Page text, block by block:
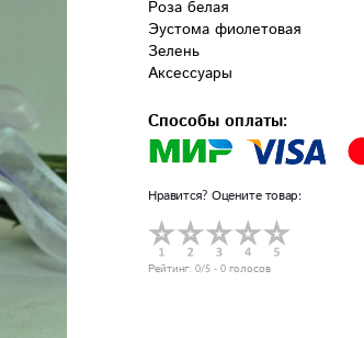
Роза белая
Эустома фиолетовая
Зелень
Аксессуары
Способы оплаты:
Нравится? Оцените товар:
Рейтинг: 0/5 - 0 голосов